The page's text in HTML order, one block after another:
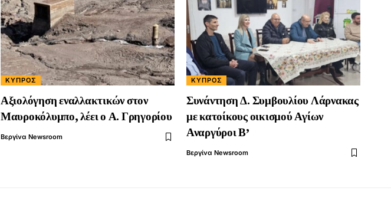
ΚΎΠΡΟΣ
Αξιολόγηση εναλλακτικών στον
Μαυροκόλυμπο, λέει ο Α. Γρηγορίου
Βεργίνα Newsroom
ΚΎΠΡΟΣ
Συνάντηση Δ. Συμβουλίου Λάρνακας
με κατοίκους οικισμού Αγίων
Αναργύροι Β’
Βεργίνα Newsroom